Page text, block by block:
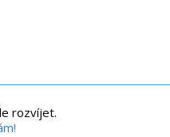
rozvíjet.